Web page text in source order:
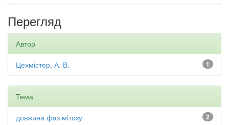
Перегляд
Автор
1
Цехмістер, А. В.
Тема
2
довжина фаз мітозу